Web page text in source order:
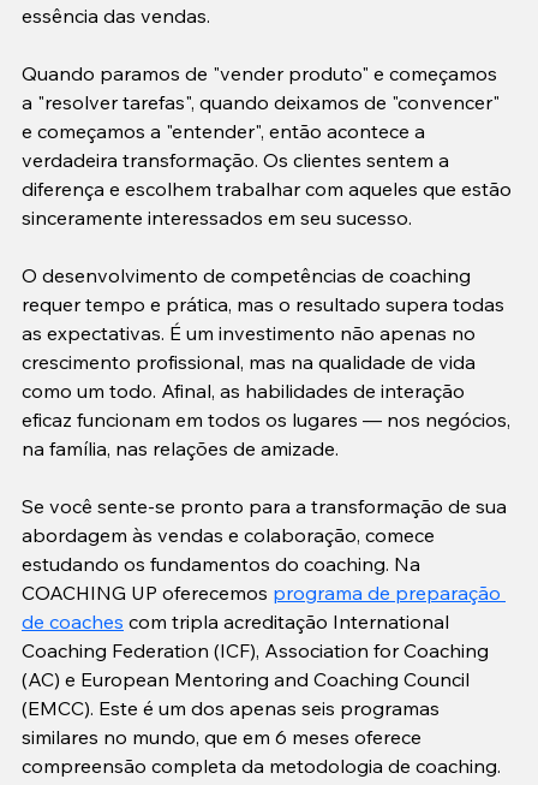
essência das vendas.
Quando paramos de "vender produto" e começamos
a "resolver tarefas", quando deixamos de "convencer"
e começamos a "entender", então acontece a
verdadeira transformação. Os clientes sentem a
diferença e escolhem trabalhar com aqueles que estão
sinceramente interessados em seu sucesso.
O desenvolvimento de competências de coaching
requer tempo e prática, mas o resultado supera todas
as expectativas. É um investimento não apenas no
crescimento profissional, mas na qualidade de vida
como um todo. Afinal, as habilidades de interação
eficaz funcionam em todos os lugares — nos negócios,
na família, nas relações de amizade.
Se você sente-se pronto para a transformação de sua
abordagem às vendas e colaboração, comece
estudando os fundamentos do coaching. Na
COACHING UP oferecemos programa de preparação
de coaches com tripla acreditação International
Coaching Federation (ICF), Association for Coaching
(AC) e European Mentoring and Coaching Council
(EMCC). Este é um dos apenas seis programas
similares no mundo, que em 6 meses oferece
compreensão completa da metodologia de coaching.